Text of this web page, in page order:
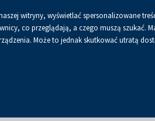
A
domyślna
A+
witryny, wyświetlać spersonalizowane
co przeglądają, a czego muszą
Może to jednak skutkować utratą